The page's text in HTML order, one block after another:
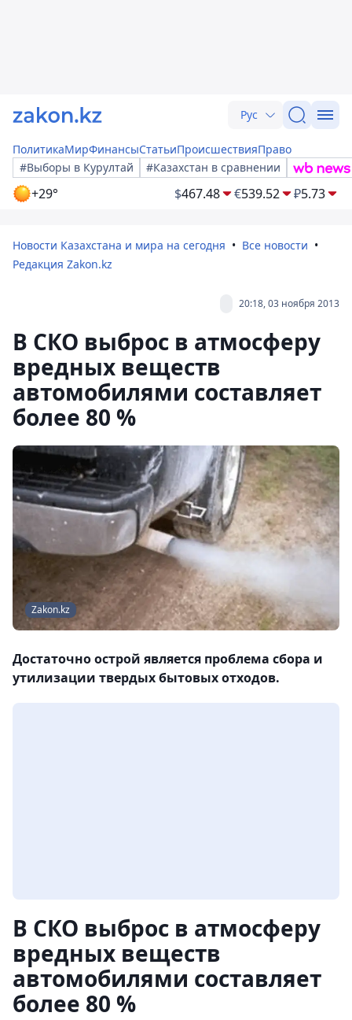
Рус
ПолитикаМирФинансыСтатьиПроисшествияПраво
#Выборы в Курултай
#Казахстан в сравнении
+29° $467.48 €539.52 ₽5.73
Новости Казахстана и мира на сегодня
Все новости
Редакция Zakon.kz
20:18, 03 ноября 2013
В СКО выброс в атмосферу
вредных веществ
автомобилями составляет
более 80 %
Zakon.kz
Достаточно острой является проблема сбора и
утилизации твердых бытовых отходов.
В СКО выброс в атмосферу
вредных веществ
автомобилями составляет
более 80 %